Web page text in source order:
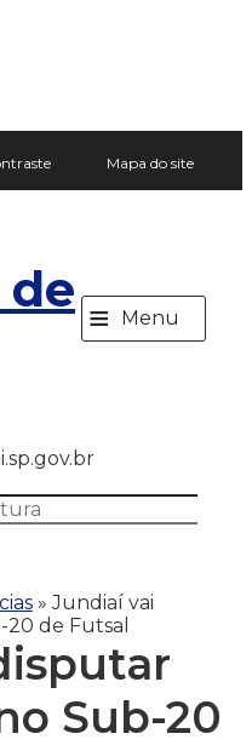
Mapa do site
≡ Menu
»Jundiaí vai
de Futsal
Sub-20